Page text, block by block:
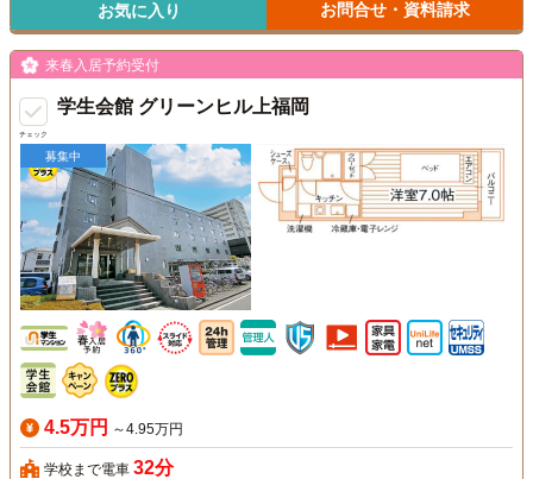
お気に入り お問合せ・資料請求
チェック
来春入居予約受付
学生会館 グリーンヒル上福岡
募集中
4.5万円 ～4.95万円
学校まで電車 32分